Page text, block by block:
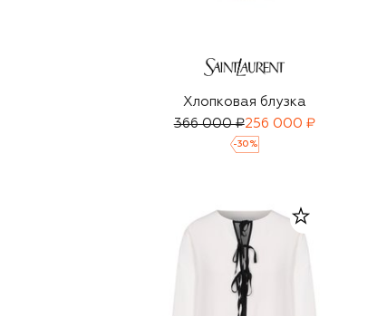
Хлопковая блузка
366 000 ₽256 000 ₽
-30 %